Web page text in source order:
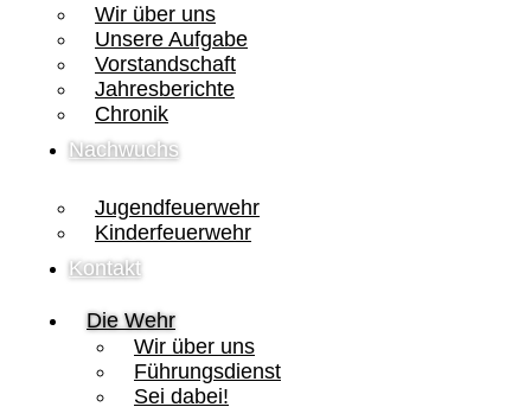
Wir über uns
Unsere Aufgabe
Vorstandschaft
Jahresberichte
Chronik
Nachwuchs
Jugendfeuerwehr
Kinderfeuerwehr
Kontakt
Die Wehr
Wir über uns
Führungsdienst
Sei dabei!